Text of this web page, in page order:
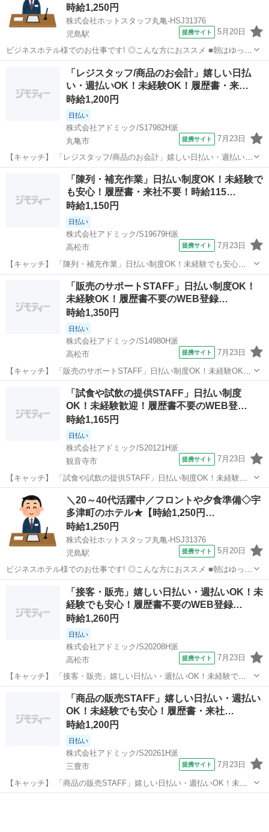
時給1,250円
株式会社ホットスタッフ丸亀-HSJ31376
児島駅
提携サイト 5月20日
ビジネスホテル様でのお仕事です! ◎こんな方におススメ ■朝はゆっく
りしたい方 ■未経験でスタートしたい方 ■フルタイムで働きたい方
================ ＼作業内容のご紹介♪/ ========...
「レジスタッフ/商品のお会計」嬉しい日払
い・週払いOK！未経験OK！履歴書・来…
時給1,200円
日払い
株式会社アドミック/S17982H派
丸亀市
提携サイト 7月23日
【キャッチ】 「レジスタッフ/商品のお会計」嬉しい日払い・週払い
OK！未経験OK！履歴書・来社不要！時給1200円～！丸亀市 【コメン
ト】 理想のお仕事探しは当社にお任せ♪ ★未経験やブランクのある方
も活躍中◎ ☆急な出...
その他
「陳列・補充作業」日払い制度OK！未経験で
も安心！履歴書・来社不要！時給115…
時給1,150円
日払い
株式会社アドミック/S19679H派
高松市
提携サイト 7月23日
【キャッチ】 「陳列・補充作業」日払い制度OK！未経験でも安心！
履歴書・来社不要！時給1150円～！香川県高松市 【コメント】 豊富
なお仕事からあなたの「ピッタリ」を探せる！ ★未経験やブランクの
ある方も活躍中◎ ☆急な...
その他
「販売のサポートSTAFF」日払い制度OK！
未経験OK！履歴書不要のWEB登録…
時給1,350円
日払い
株式会社アドミック/S14980H派
高松市
提携サイト 7月23日
【キャッチ】 「販売のサポートSTAFF」日払い制度OK！未経験OK！
履歴書不要のWEB登録！時給1350円～！香川県高松市 【コメント】
あなたにピッタリのお仕事がきっと見つかる♪ ★未経験やブランクの
ある方も活躍中◎...
その他
「試食や試飲の提供STAFF」日払い制度
OK！未経験歓迎！履歴書不要のWEB登…
時給1,165円
日払い
株式会社アドミック/S20121H派
観音寺市
提携サイト 7月23日
【キャッチ】 「試食や試飲の提供STAFF」日払い制度OK！未経験歓
迎！履歴書不要のWEB登録！時給1165円～！香川県観音寺市 【コメ
ント】 豊富なお仕事からあなたの「ピッタリ」を探せる！ ★未経験や
ブランクのある方も...
香川 その他
＼20～40代活躍中／フロントや夕食準備◇宇
多津町のホテル★【時給1,250円…
時給1,250円
株式会社ホットスタッフ丸亀-HSJ31376
児島駅
提携サイト 5月20日
ビジネスホテル様でのお仕事です! ◎こんな方におススメ ■朝はゆっく
りしたい方 ■未経験からのスタートでい方 ■フルタイムで働きたい方
━━━━━━━━━━━━━━━━━━━━ 【仕事内容】 *フロント
その他
「接客・販売」嬉しい日払い・週払いOK！未
経験でも安心！履歴書不要のWEB登録…
時給1,260円
日払い
株式会社アドミック/S20208H派
高松市
提携サイト 7月23日
【キャッチ】 「接客・販売」嬉しい日払い・週払いOK！未経験でも
安心！履歴書不要のWEB登録！時給1260円～！香川県高松市 【コメ
ント】 あなたにピッタリのお仕事がきっと見つかる♪ ★未経験の方も
丁寧にサポートします！...
その他
「商品の販売STAFF」嬉しい日払い・週払い
OK！未経験でも安心！履歴書・来社…
時給1,200円
日払い
株式会社アドミック/S20261H派
三豊市
提携サイト 7月23日
【キャッチ】 「商品の販売STAFF」嬉しい日払い・週払いOK！未経
験でも安心！履歴書・来社不要！時給1200円～！三豊市 【コメント】